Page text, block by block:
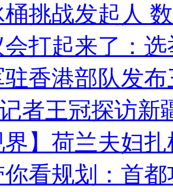
挑战发起人
打起来了：
香港部队发
者王冠探访新
界】荷兰夫妇
看规划：首